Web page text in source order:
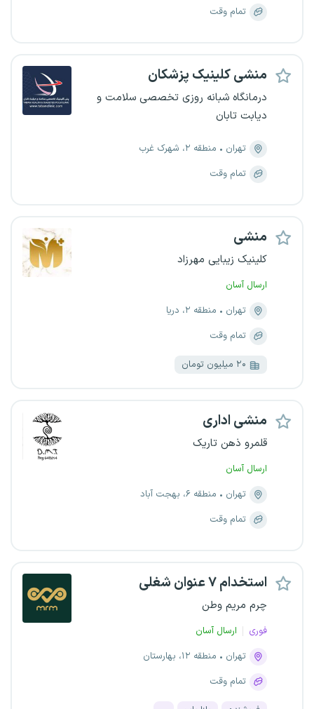
تمام وقت
منشی کلینیک پزشکان
درمانگاه شبانه روزی تخصصی سلامت و
دیابت تابان
تهران
منطقه ۲، شهرک غرب
تمام وقت
منشی
کلینیک زیبایی مهرزاد
ارسال آسان
تهران
منطقه ۲، دریا
تمام وقت
۲۰ میلیون تومان
منشی اداری
قلمرو ذهن تاریک
ارسال آسان
تهران
منطقه ۶، بهجت آباد
تمام وقت
استخدام ۷ عنوان شغلی
چرم مریم وطن
فوری
ارسال آسان
تهران
منطقه ۱۲، بهارستان
تمام وقت